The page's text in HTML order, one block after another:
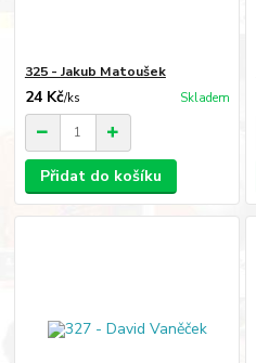
325 - Jakub Matoušek
24 Kč/ks Skladem
Přidat do košíku